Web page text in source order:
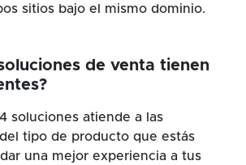
sitios bajo el mismo dominio.
de venta tienen
soluciones atiende a las
tipo de producto que estás
una mejor experiencia a tus